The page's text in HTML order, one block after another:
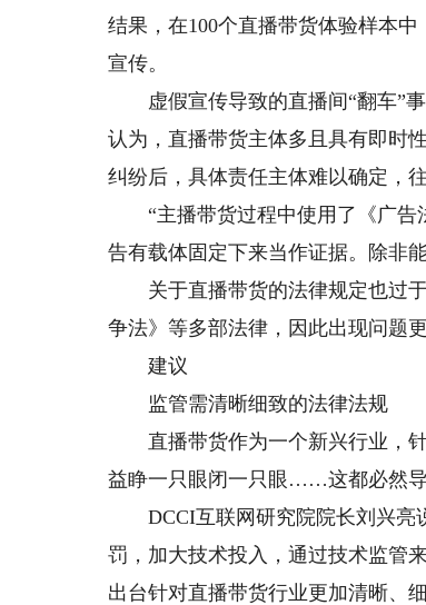
结果，在100个直播带货体验样本
宣传。
虚假宣传导致的直播间“翻车”事
认为，直播带货主体多且具有即时
纠纷后，具体责任主体难以确定，
“主播带货过程中使用了《广告
告有载体固定下来当作证据。除非
关于直播带货的法律规定也过于
争法》等多部法律，因此出现问题更
建议
监管需清晰细致的法律法规
直播带货作为一个新兴行业，针
益睁一只眼闭一只眼……这都必然导
DCCI互联网研究院院长刘兴亮
罚，加大技术投入，通过技术监管
出台针对直播带货行业更加清晰、